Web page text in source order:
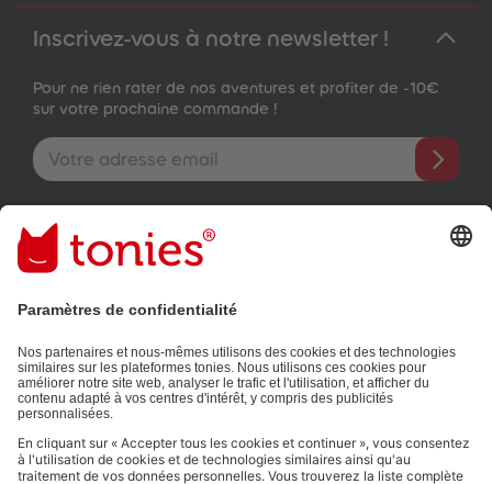
Inscrivez-vous à notre newsletter !
Pour ne rien rater de nos aventures et profiter de -10€
sur votre prochaine commande !
Adresse e-mail
grâce aux informations que vous nous avez fournies (par ex.
données de votre compte) et aux données d'utilisation partagées
à des fins publicitaires (par ex. temps d'écoute). Révocable à tout
Les moyens de paiement :